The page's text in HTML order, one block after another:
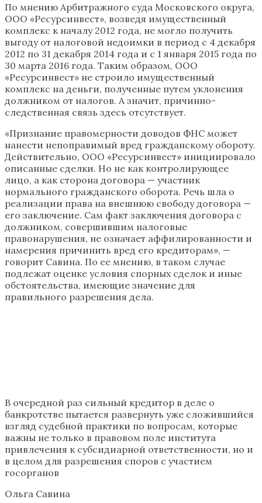
По мнению Арбитражного суда Московского округа,
ООО «Ресурсинвест», возведя имущественный
комплекс к началу 2012 года, не могло получить
выгоду от налоговой недоимки в период с 4 декабря
2012 по 31 декабря 2014 года и с 1 января 2015 года по
30 марта 2016 года. Таким образом, ООО
«Ресурсинвест» не строило имущественный
комплекс на деньги, полученные путем уклонения
должником от налогов. А значит, причинно-
следственная связь здесь отсутствует.
«Признание правомерности доводов ФНС может
нанести непоправимый вред гражданскому обороту.
Действительно, ООО «Ресурсинвест» инициировало
описанные сделки. Но не как контролирующее
лицо, а как сторона договора — участник
нормального гражданского оборота. Речь шла о
реализации права на внешнюю свободу договора —
его заключение. Сам факт заключения договора с
должником, совершившим налоговые
правонарушения, не означает аффилированности и
намерения причинить вред его кредиторам», —
говорит Савина. По ее мнению, в таком случае
подлежат оценке условия спорных сделок и иные
обстоятельства, имеющие значение для
правильного разрешения дела.
В очередной раз сильный кредитор в деле о
банкротстве пытается развернуть уже сложившийся
взгляд судебной практики по вопросам, которые
важны не только в правовом поле института
привлечения к субсидиарной ответственности, но и
в целом для разрешения споров с участием
госорганов
Ольга Савина